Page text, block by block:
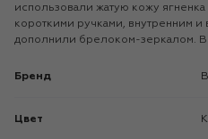
использовали жатую кожу
короткими ручками, внутренним
дополнили брелоком-зеркалом.
Бренд
Цвет